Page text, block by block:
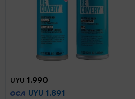
UYU 1.990
UYU 1.891